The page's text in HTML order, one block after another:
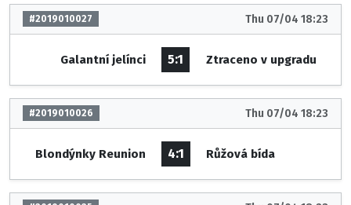
#2019010027 Thu 07/04 18:23
Galantní jelínci 5:1 Ztraceno v upgradu
#2019010026 Thu 07/04 18:23
Blondýnky Reunion 4:1 Růžová bída